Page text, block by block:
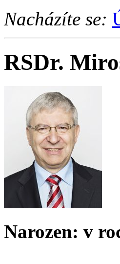
Nacházíte se:
RSDr.
Narozen: v